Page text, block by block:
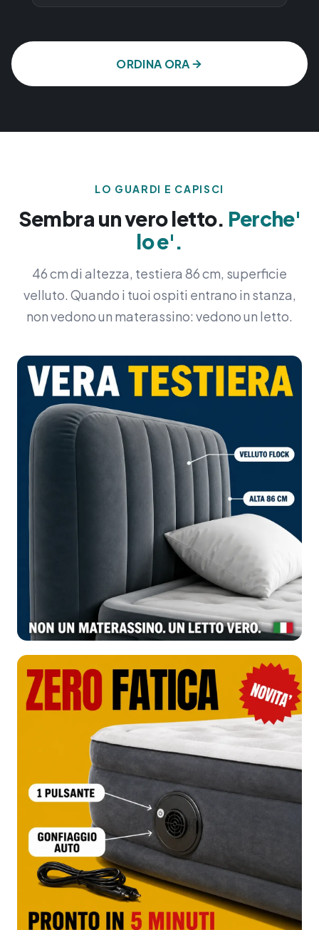
ORDINA ORA
LO GUARDI E CAPISCI
Sembra un vero letto. Perche'
lo e'.
46 cm di altezza, testiera 86 cm, superficie
velluto. Quando i tuoi ospiti entrano in stanza,
non vedono un materassino: vedono un letto.